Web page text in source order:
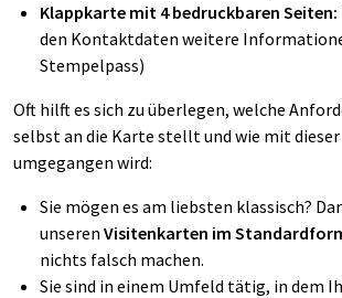
Klappkarte mit 4 bedruckbaren Seiten:
den Kontaktdaten weitere
Stempelpass)
Oft hilft es sich zu überlegen, welche
selbst an die Karte stellt und wie mit dieser
umgegangen wird:
Sie mögen es am liebsten klassisch?
unseren Visitenkarten im
nichts falsch machen.
Sie sind in einem Umfeld tätig, in dem